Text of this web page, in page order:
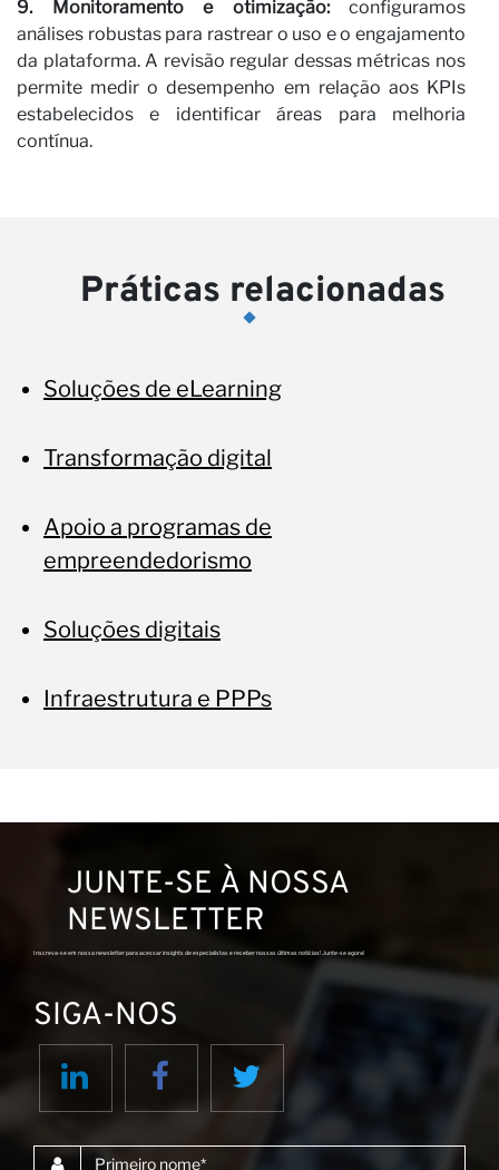
9. Monitoramento e otimização:configuramos
análises robustas para rastrear o uso e o engajamento
da plataforma. A revisão regular dessas métricas nos
permite medir o desempenho em relação aos KPIs
estabelecidos e identificar áreas para melhoria
contínua.
Práticas relacionadas
Soluções de eLearning
Transformação digital
Apoio a programas de
empreendedorismo
Soluções digitais
Infraestrutura e PPPs
JUNTE-SE À NOSSA
NEWSLETTER
Inscreva-se em nossa newsletter para acessar insights de especialistas e receber nossas últimas notícias! Junte-se agora!
SIGA-NOS
Primeiro nome